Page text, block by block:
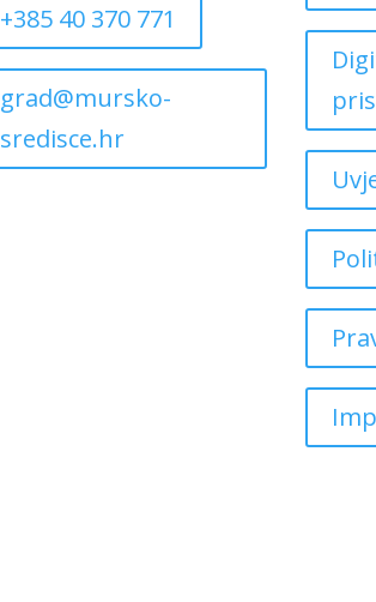
+385 40 370 771
grad@mursko-
sredisce.hr